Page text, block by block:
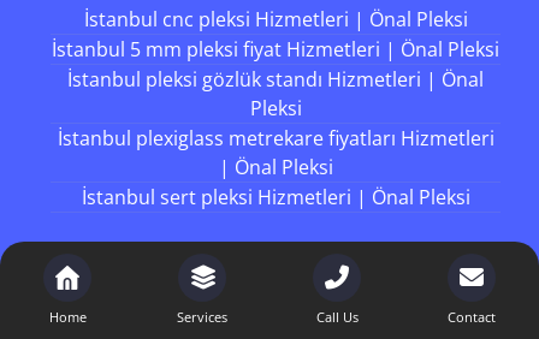
İstanbul cnc pleksi Hizmetleri | Önal Pleksi
İstanbul 5 mm pleksi fiyat Hizmetleri | Önal Pleksi
İstanbul pleksi gözlük standı Hizmetleri | Önal
Pleksi
İstanbul plexiglass metrekare fiyatları Hizmetleri
| Önal Pleksi
İstanbul sert pleksi Hizmetleri | Önal Pleksi
Working Hours
Home Services Call Us Contact